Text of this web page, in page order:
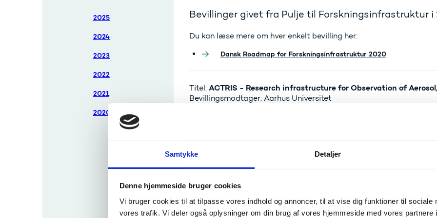
Samtykke Detaljer
Denne hjemmeside bruger cookies
Vi bruger cookies til at tilpasse vores indhold og annoncer, til at vise dig funktioner til sociale
vores trafik. Vi deler også oplysninger om din brug af vores hjemmeside med vores partnere
2025
2024
2023
2022
2021
2020
Bevillingsove
rsigter 2020
fra
Netværkspro
gram 2020
Bevillinger givet fra Pulje til Forskningsinfrastruktur i
Du kan læse mere om hver enkelt bevilling her:
Dansk Roadmap for Forskningsinfrastruktur 2020
Titel: ACTRIS - Research infrastructure for Observation of
Bevillingsmodtager: Aarhus Universitet
Beløb: 29.575.000 kr.
Formål: Forskningsinfrastruktur